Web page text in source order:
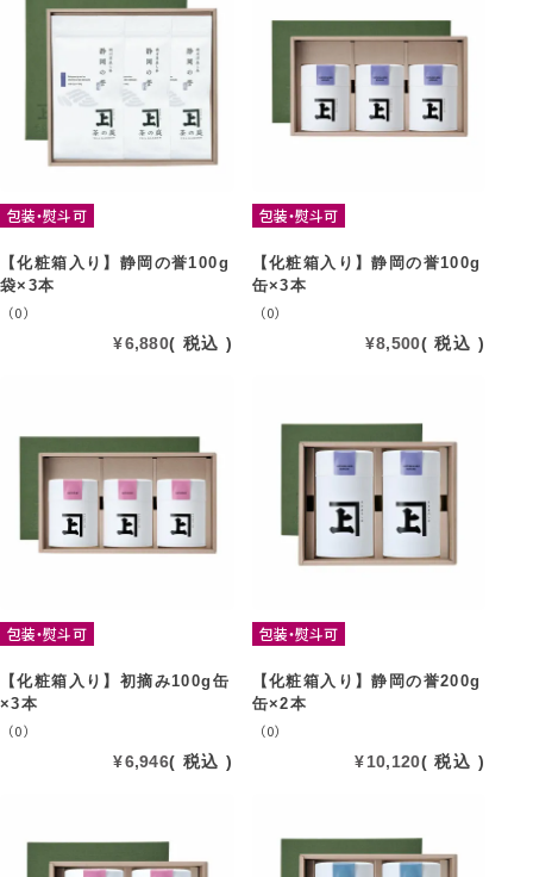
包装・熨斗可
【化粧箱入り】静岡の誉100g
袋×3本
（0）
¥6,880 税込
包装・熨斗可
【化粧箱入り】静岡の誉100g
缶×3本
（0）
¥8,500 税込
包装・熨斗可
【化粧箱入り】初摘み100g缶
×3本
（0）
¥6,946 税込
包装・熨斗可
【化粧箱入り】静岡の誉200g
缶×2本
（0）
¥10,120 税込